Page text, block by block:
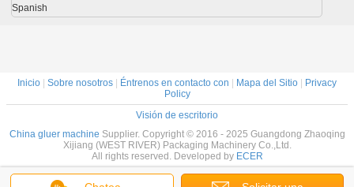
para anchos de 1200 mm-3300 mm, rangos de velocidad de 150-400 m/min. Y
Con la increíble historia de desarrollo del embalaje de China. Tenemos una
socios a largo plazo de los clientes en la era inteligente para abrazar el cambio
y la innovación. Nuestros valores permanecen sin cambios porque estamos
arraigados en el desarrollo continuo de la economía global. Comprometidos a
Spanish
Inicio | Sobre nosotros | Éntrenos en contacto con | Mapa del Sitio | Privacy
Policy
Visión de escritorio
China gluer machine Supplier. Copyright © 2016 - 2025 Guangdong Zhaoqing
Xijiang (WEST RIVER) Packaging Machinery Co.,Ltd.
All rights reserved. Developed by ECER